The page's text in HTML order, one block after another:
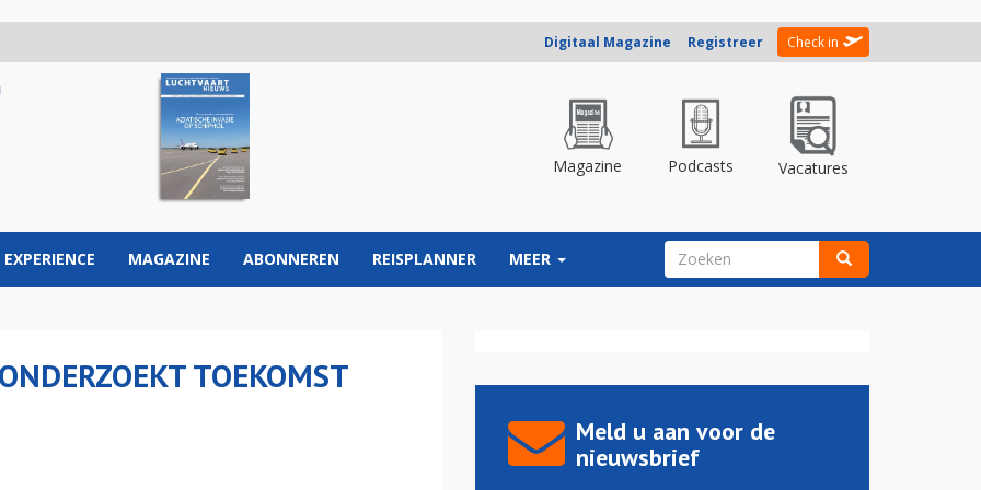
Digitaal Magazine Registreer Check in
Magazine Podcasts Vacatures
EXPERIENCE MAGAZINE ABONNEREN REISPLANNER MEER ZOEKVELD
TOEKOMST
Meld u aan voor de
nieuwsbrief